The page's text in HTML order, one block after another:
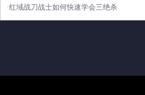
·红域战刀战士如何快速学会三绝杀